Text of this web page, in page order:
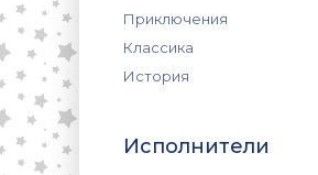
Приключения
Классика
История
Исполнители